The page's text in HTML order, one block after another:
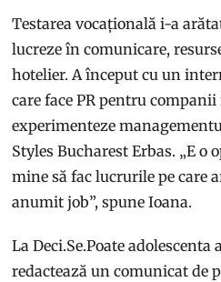
Testarea vocațională i-a
lucreze în comunicare,
hotelier. A început cu un
care face PR pentru
experimenteze
Styles Bucharest Erbas. „E
mine să fac lucrurile pe care
anumit job”, spune Ioana.
La Deci.Se.Poate adolescenta
redactează un comunicat de